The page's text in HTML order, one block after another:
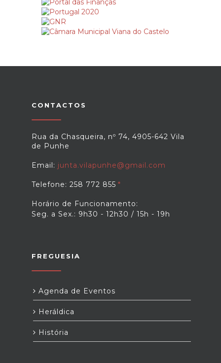
CONTACTOS
Rua da Chasqueira, nº 74, 4905-642 Vila
de Punhe
Email: junta.vilapunhe@gmail.com
Telefone: 258 772 855
Horário de Funcionamento:
Seg. a Sex.: 9h30 - 12h30 / 15h - 19h
FREGUESIA
Agenda de Eventos
Heráldica
História